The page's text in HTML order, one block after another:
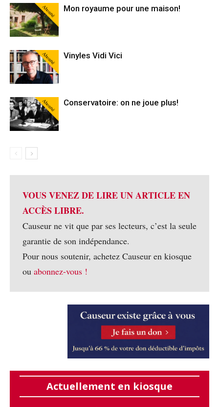
Abonné Mon royaume pour une maison!
Abonné Vinyles Vidi Vici
Abonné Conservatoire: on ne joue plus!
VOUS VENEZ DE LIRE UN ARTICLE EN
ACCÈS LIBRE.
Causeur ne vit que par ses lecteurs, c’est la seule
garantie de son indépendance.
Pour nous soutenir, achetez Causeur en kiosque
ou abonnez-vous !
Actuellement en kiosque